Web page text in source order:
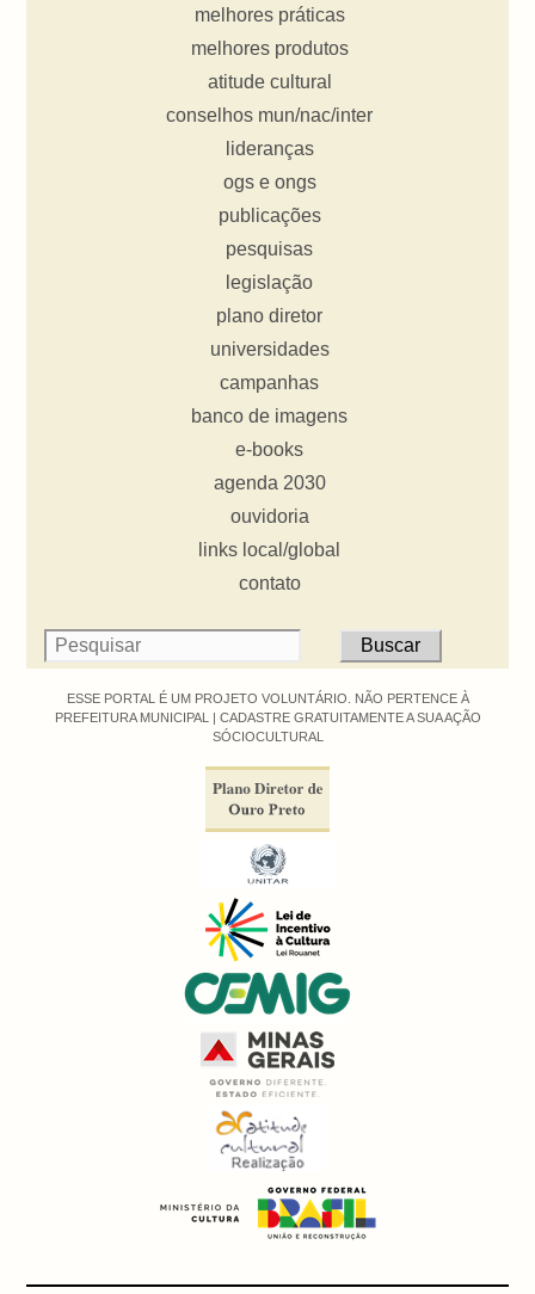
melhores práticas
melhores produtos
atitude cultural
conselhos mun/nac/inter
lideranças
ogs e ongs
publicações
pesquisas
legislação
plano diretor
universidades
campanhas
banco de imagens
e-books
agenda 2030
ouvidoria
links local/global
contato
ESSE PORTAL É UM PROJETO VOLUNTÁRIO. NÃO PERTENCE À
PREFEITURA MUNICIPAL | CADASTRE GRATUITAMENTE A SUA AÇÃO
SÓCIOCULTURAL